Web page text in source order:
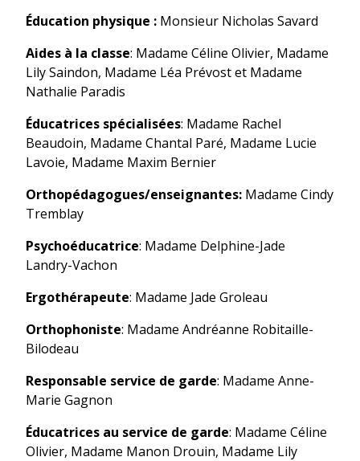
Éducation physique : Monsieur Nicholas Savard
Aides à la classe: Madame Céline Olivier, Madame
Lily Saindon, Madame Léa Prévost et Madame
Nathalie Paradis
Éducatrices spécialisées: Madame Rachel
Beaudoin, Madame Chantal Paré, Madame Lucie
Lavoie, Madame Maxim Bernier
Orthopédagogues/enseignantes: Madame Cindy
Tremblay
Psychoéducatrice: Madame Delphine-Jade
Landry-Vachon
Ergothérapeute: Madame Jade Groleau
Orthophoniste: Madame Andréanne Robitaille-
Bilodeau
Responsable service de garde: Madame Anne-
Marie Gagnon
Éducatrices au service de garde: Madame Céline
Olivier, Madame Manon Drouin, Madame Lily